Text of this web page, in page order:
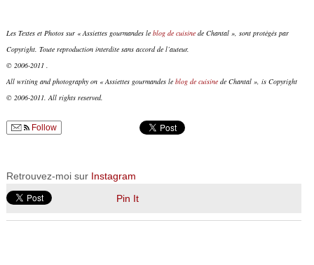
Les Textes et Photos sur « Assiettes gourmandes le blog de cuisinede Chantal », sont protégés par
Copyright. Toute reproduction interdite sans accord de l’auteur.
© 2006-2011 .
All writing and photography on « Assiettes gourmandes le blog de cuisinede Chantal », is Copyright
© 2006-2011. All rights reserved.
Follow
Retrouvez-moi sur Instagram
Pin It